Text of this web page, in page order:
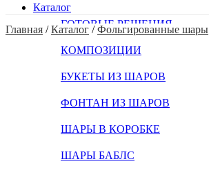
Каталог
ГОТОВЫЕ РЕШЕНИЯ
КОМПОЗИЦИИ
БУКЕТЫ ИЗ ШАРОВ
ФОНТАН ИЗ ШАРОВ
ШАРЫ В КОРОБКЕ
ШАРЫ БАБЛС
Главная / Каталог / Фольгированные шары